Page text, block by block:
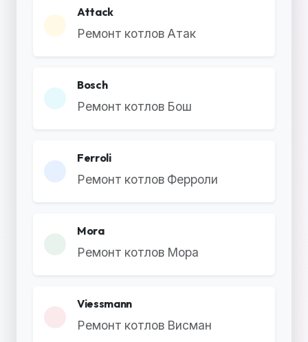
Attack
Ремонт котлов Атак
Bosch
Ремонт котлов Бош
Ferroli
Ремонт котлов Ферроли
Mora
Ремонт котлов Мора
Viessmann
Ремонт котлов Висман